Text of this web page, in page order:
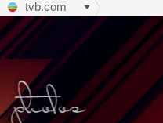
tvb.com